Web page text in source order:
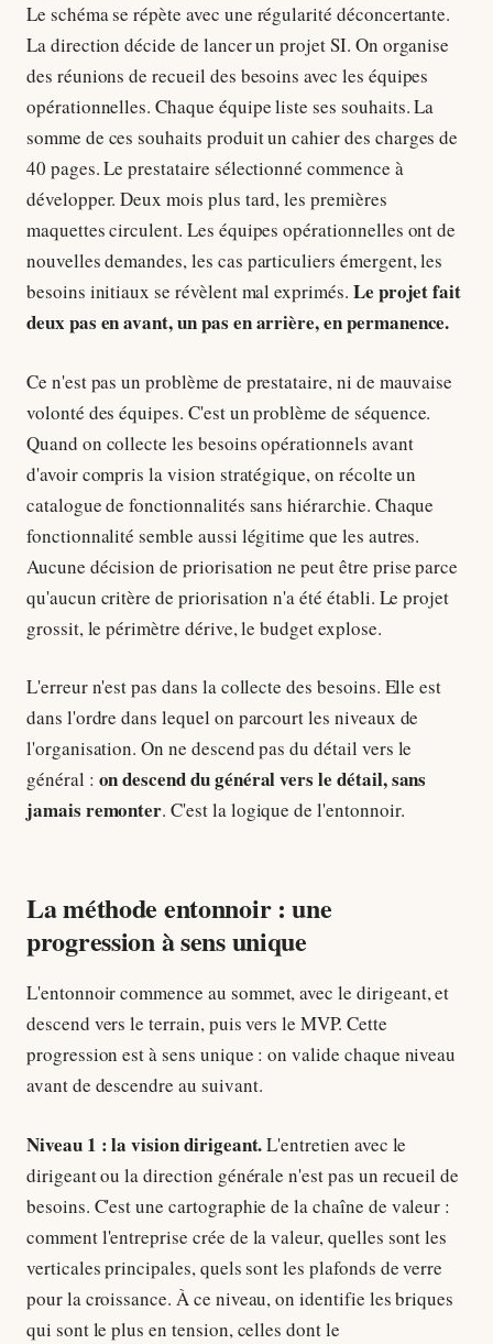
Le schéma se répète avec une régularité déconcertante.
La direction décide de lancer un projet SI. On organise
des réunions de recueil des besoins avec les équipes
opérationnelles. Chaque équipe liste ses souhaits. La
somme de ces souhaits produit un cahier des charges de
40 pages. Le prestataire sélectionné commence à
développer. Deux mois plus tard, les premières
maquettes circulent. Les équipes opérationnelles ont de
nouvelles demandes, les cas particuliers émergent, les
besoins initiaux se révèlent mal exprimés. Le projet fait
deux pas en avant, un pas en arrière, en permanence.
Ce n'est pas un problème de prestataire, ni de mauvaise
volonté des équipes. C'est un problème de séquence.
Quand on collecte les besoins opérationnels avant
d'avoir compris la vision stratégique, on récolte un
catalogue de fonctionnalités sans hiérarchie. Chaque
fonctionnalité semble aussi légitime que les autres.
Aucune décision de priorisation ne peut être prise parce
qu'aucun critère de priorisation n'a été établi. Le projet
grossit, le périmètre dérive, le budget explose.
L'erreur n'est pas dans la collecte des besoins. Elle est
dans l'ordre dans lequel on parcourt les niveaux de
l'organisation. On ne descend pas du détail vers le
général : on descend du général vers le détail, sans
jamais remonter. C'est la logique de l'entonnoir.
La méthode entonnoir : une
progression à sens unique
L'entonnoir commence au sommet, avec le dirigeant, et
descend vers le terrain, puis vers le MVP. Cette
progression est à sens unique : on valide chaque niveau
avant de descendre au suivant.
Niveau 1 : la vision dirigeant.L'entretien avec le
dirigeant ou la direction générale n'est pas un recueil de
besoins. C'est une cartographie de la chaîne de valeur :
comment l'entreprise crée de la valeur, quelles sont les
verticales principales, quels sont les plafonds de verre
pour la croissance. À ce niveau, on identifie les briques
qui sont le plus en tension, celles dont le